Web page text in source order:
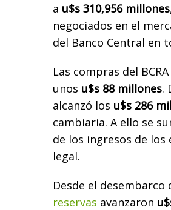
a u$s 310,956 millones
negociados en el
del Banco Central en
Las compras del
unos u$s 88 millones.
alcanzó los u$s 286
cambiaria. A ello se
de los ingresos de
legal.
Desde el desembarco
reservas avanzaron